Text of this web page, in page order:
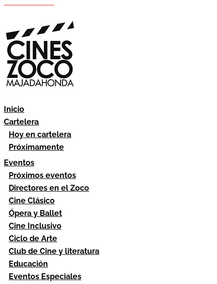
Inicio
Cartelera
Hoy en cartelera
Próximamente
Eventos
Próximos eventos
Directores en el Zoco
Cine Clásico
Ópera y Ballet
Cine Inclusivo
Ciclo de Arte
Club de Cine y literatura
Educación
Eventos Especiales